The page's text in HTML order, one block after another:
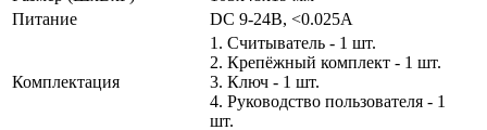
Питание
DC 9-24В, <0.025А
Комплектация
1. Считыватель - 1 шт.
2. Крепёжный комплект - 1 шт.
3. Ключ - 1 шт.
4. Руководство пользователя - 1
шт.